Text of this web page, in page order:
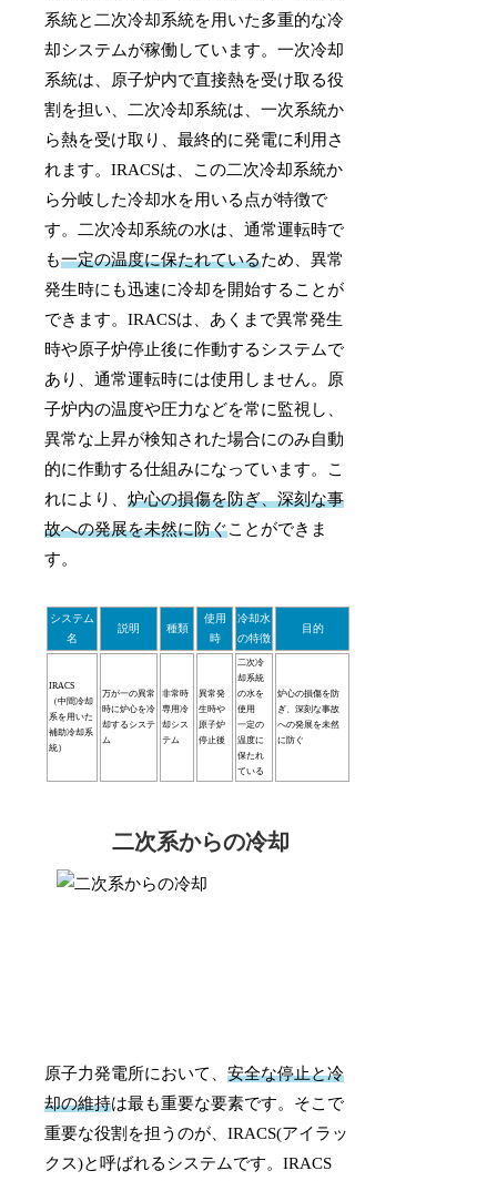
系統と二次冷却系統を用いた多重的な冷
却システムが稼働しています。一次冷却
系統は、原子炉内で直接熱を受け取る役
割を担い、二次冷却系統は、一次系統か
ら熱を受け取り、最終的に発電に利用さ
れます。IRACSは、この二次冷却系統か
ら分岐した冷却水を用いる点が特徴で
す。二次冷却系統の水は、通常運転時で
も一定の温度に保たれているため、異常
発生時にも迅速に冷却を開始することが
できます。IRACSは、あくまで異常発生
時や原子炉停止後に作動するシステムで
あり、通常運転時には使用しません。原
子炉内の温度や圧力などを常に監視し、
異常な上昇が検知された場合にのみ自動
的に作動する仕組みになっています。こ
れにより、炉心の損傷を防ぎ、深刻な事
故への発展を未然に防ぐことができま
す。
システム
名
説明 種類
使用
時
冷却水
の特徴
目的
IRACS
（中間冷却
系を用いた
補助冷却系
統）
万が一の異常
時に炉心を冷
却するシステ
ム
非常時
専用冷
却シス
テム
異常発
生時や
原子炉
停止後
二次冷
却系統
の水を
使用
一定の
温度に
保たれ
ている
炉心の損傷を防
ぎ、深刻な事故
への発展を未然
に防ぐ
二次系からの冷却
原子力発電所において、安全な停止と冷
却の維持は最も重要な要素です。そこで
重要な役割を担うのが、IRACS(アイラッ
クス)と呼ばれるシステムです。IRACS